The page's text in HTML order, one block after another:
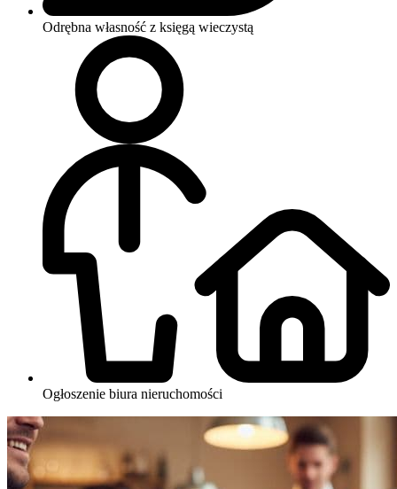
Odrębna własność z księgą wieczystą
Ogłoszenie biura nieruchomości